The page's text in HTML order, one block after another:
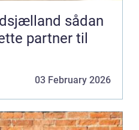
sådan
partner til
03 February 2026